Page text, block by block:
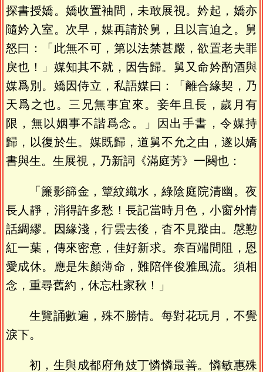
探書授嬌。嬌收置袖間，未敢展視。妗起，嬌亦
隨妗入室。次早，媒再請於舅，且以言迫之。舅
怒曰：「此無不可，第以法禁甚嚴，欲置老夫罪
戾也！」媒知其不就，因告歸。舅又命妗酌酒與
媒爲別。嬌因侍立，私語媒曰：「離合緣契，乃
天爲之也。三兄無事宜來。妾年且長，歲月有
限，無以姻事不諧爲念。」因出手書，令媒持
歸，以復於生。媒既歸，道舅不允之由，遂以嬌
書與生。生展視，乃新詞《滿庭芳》一闋也：
「簾影篩金，簟紋織水，綠陰庭院清幽。夜
長人靜，消得許多愁！長記當時月色，小窗外情
話綢繆。因緣淺，行雲去後，杳不見蹤由。慇懃
紅一葉，傳來密意，佳好新求。奈百端間阻，恩
愛成休。應是朱顏薄命，難陪伴俊雅風流。須相
念，重尋舊約，休忘杜家秋！」
生覽誦數遍，殊不勝情。每對花玩月，不覺
淚下。
初，生與成都府角妓丁憐憐最善。憐敏惠殊